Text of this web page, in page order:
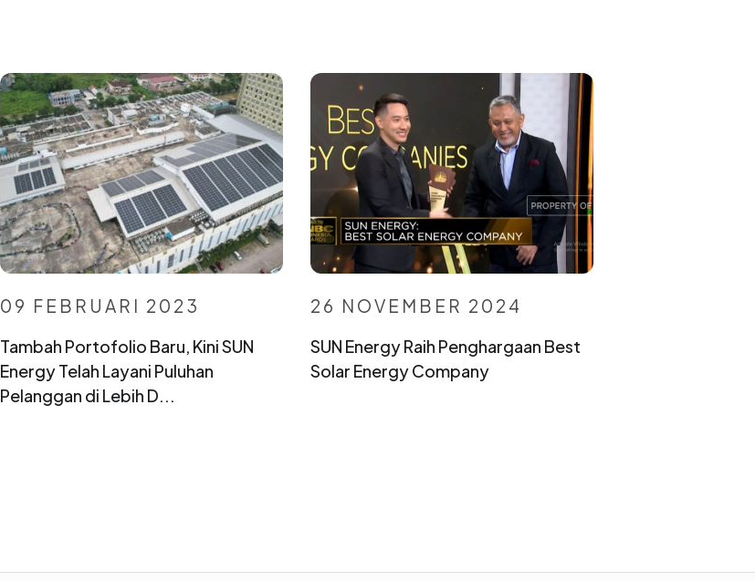
09 FEBRUARI 2023
Tambah Portofolio Baru, Kini SUN
Energy Telah Layani Puluhan
Pelanggan di Lebih D...
26 NOVEMBER 2024
SUN Energy Raih Penghargaan Best
Solar Energy Company